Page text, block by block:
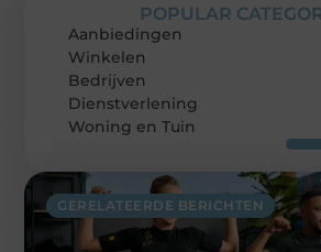
GERELATEERDE BERICHTEN
POPULAR
Aanbiedingen
Winkelen
Bedrijven
Dienstverlening
Woning en Tuin